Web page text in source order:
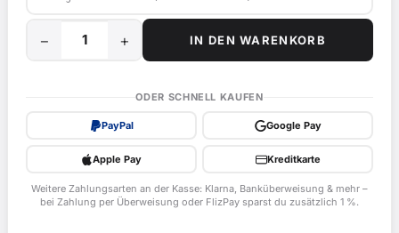
Honda
− + IN DEN WARENKORB
ODER SCHNELL KAUFEN
PayPal Google Pay
Apple Pay Kreditkarte
Weitere Zahlungsarten an der Kasse: Klarna, Banküberweisung & mehr –
bei Zahlung per Überweisung oder FlizPay sparst du zusätzlich 1 %.